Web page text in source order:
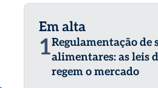
Em alta
1Regulamentação de
alimentares: as leis
regem o mercado